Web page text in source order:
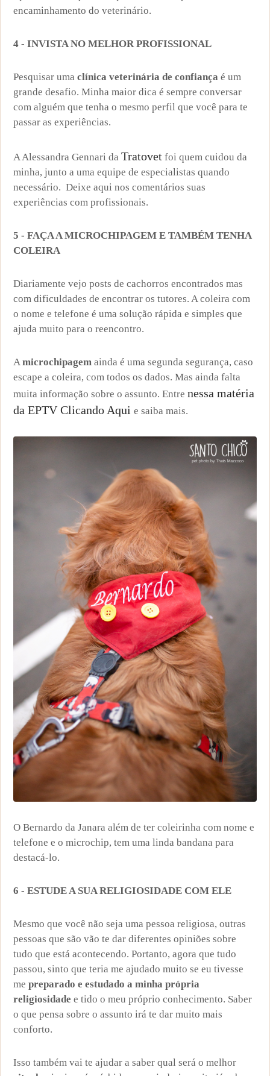
encaminhamento do veterinário.
4 - INVISTA NO MELHOR PROFISSIONAL
Pesquisar uma clínica veterinária de confiança é um
grande desafio. Minha maior dica é sempre conversar
com alguém que tenha o mesmo perfil que você para te
passar as experiências.
A Alessandra Gennari da Tratovet foi quem cuidou da
minha, junto a uma equipe de especialistas quando
necessário. Deixe aqui nos comentários suas
experiências com profissionais.
5 - FAÇA A MICROCHIPAGEM E TAMBÉM TENHA
COLEIRA
Diariamente vejo posts de cachorros encontrados mas
com dificuldades de encontrar os tutores. A coleira com
o nome e telefone é uma solução rápida e simples que
ajuda muito para o reencontro.
Amicrochipagem ainda é uma segunda segurança, caso
escape a coleira, com todos os dados. Mas ainda falta
muita informação sobre o assunto. Entre nessa matéria
da EPTV Clicando Aqui e saiba mais.
O Bernardo da Janara além de ter coleirinha com nome e
telefone e o microchip, tem uma linda bandana para
destacá-lo.
6 - ESTUDE A SUA RELIGIOSIDADE COM ELE
Mesmo que você não seja uma pessoa religiosa, outras
pessoas que são vão te dar diferentes opiniões sobre
tudo que está acontecendo. Portanto, agora que tudo
passou, sinto que teria me ajudado muito se eu tivesse
me preparado e estudado a minha própria
religiosidade e tido o meu próprio conhecimento. Saber
o que pensa sobre o assunto irá te dar muito mais
conforto.
Isso também vai te ajudar a saber qual será o melhor